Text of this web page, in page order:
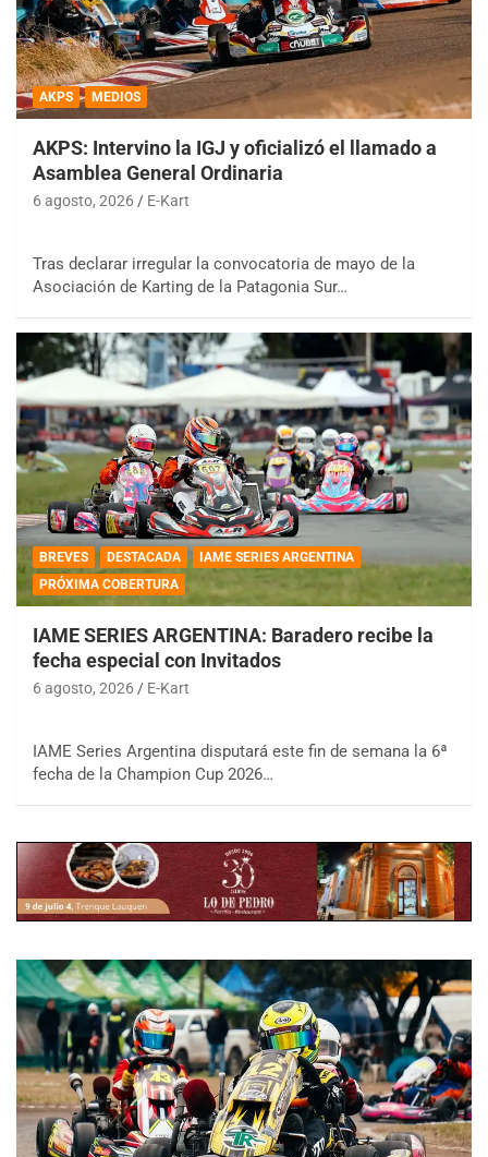
AKPS MEDIOS
AKPS: Intervino la IGJ y oficializó el llamado a
Asamblea General Ordinaria
6 agosto, 2026 E-Kart
Tras declarar irregular la convocatoria de mayo de la
Asociación de Karting de la Patagonia Sur…
BREVES DESTACADA
IAME SERIES ARGENTINA
PRÓXIMA COBERTURA
IAME SERIES ARGENTINA: Baradero recibe la
fecha especial con Invitados
6 agosto, 2026 E-Kart
IAME Series Argentina disputará este fin de semana la 6ª
fecha de la Champion Cup 2026…